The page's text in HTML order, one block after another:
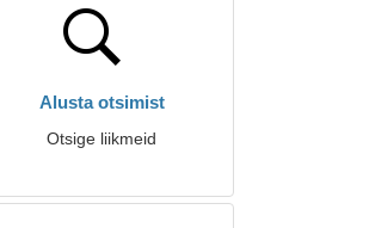
Alusta otsimist
Otsige liikmeid